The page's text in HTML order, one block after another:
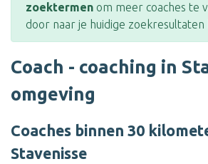
zoektermen om meer coaches te
door naar je huidige zoekresultaten
Coach - coaching in
omgeving
Coaches binnen 30
Stavenisse